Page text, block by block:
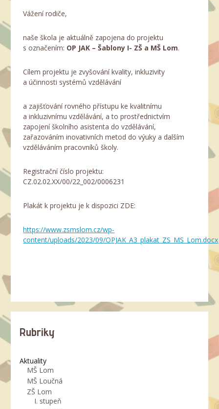
Vážení rodiče,
naše škola je aktuálně zapojena do projektu
s označením: OP JAK – Šablony I- ZŠ a MŠ Lom.
Cílem projektu je zvyšování kvality, inkluzivity
a účinnosti systémů vzdělávání
a zajišťování rovného přístupu ke kvalitnímu
a inkluzivnímu vzdělávání, a to prostřednictvím
zapojení školního asistenta do vzdělávání,
zařazováním inovativních metod do výuky a dalším
vzděláváním pracovníků školy.
Registrační číslo projektu:
CZ.02.02.XX/00/22_002/0006231
Plakát k projektu je k dispozici ZDE:
https://www.zsmslom.cz/wp-
content/uploads/2023/09/OPJAK_A3_plakat_ZS_MS_Lom.docx
Rubriky
Aktuality
MŠ Lom
MŠ Loučná
ZŠ Lom
I. stupeň